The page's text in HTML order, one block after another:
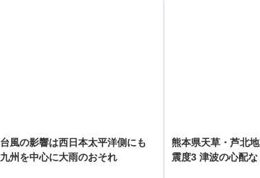
台風の影響は西日本太平洋側にも
九州を中心に大雨のおそれ
熊本県天草・芦北
震度3 津波の心配な